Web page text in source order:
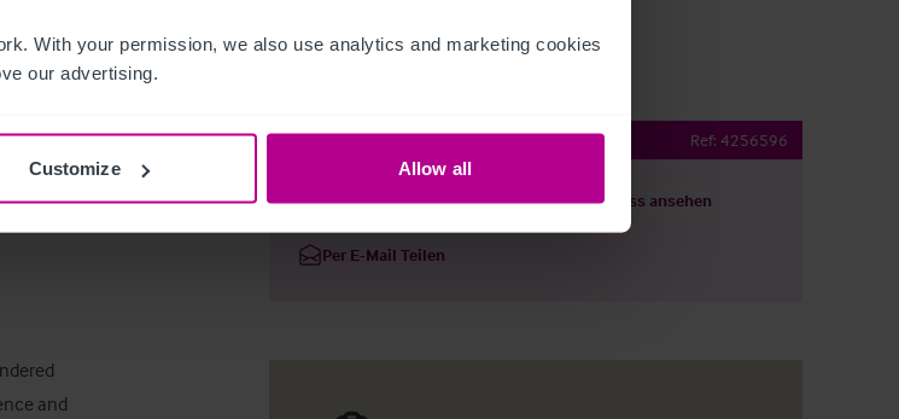
With your permission, we also use analytics and marketing cookies
our advertising.
Customize Allow all
and
Freehold Bar and Restaurant Ref: 4256596
Details herunterladen Grundriss ansehen
Per E-Mail Teilen